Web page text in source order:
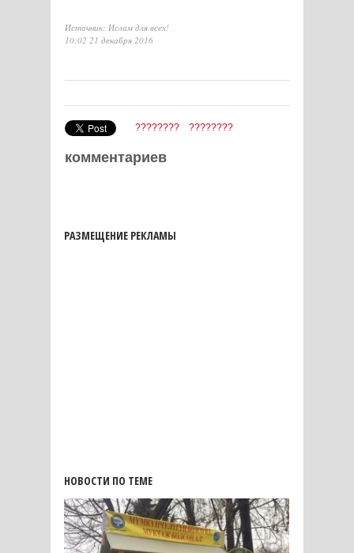
Источник: Ислам для всех!
10:02 21 декабря 2016
???????? ????????
комментариев
РАЗМЕЩЕНИЕ РЕКЛАМЫ
НОВОСТИ ПО ТЕМЕ